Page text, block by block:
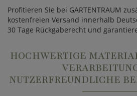
Profitieren Sie bei GARTENTRAUM
kostenfreien Versand innerhalb
30 Tage Rückgaberecht und
HOCHWERTIGE
NUTZERFREUNDLICHE